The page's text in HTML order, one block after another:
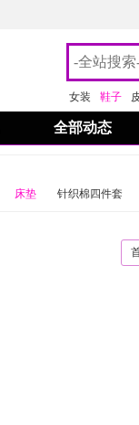
女装 鞋子
全部动态
床垫 针织棉四件套